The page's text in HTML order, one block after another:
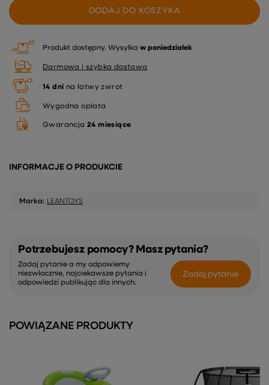
DODAJ DO KOSZYKA
Produkt dostępny Wysyłka w poniedziałek
Darmowa i szybka dostawa
14 dni na łatwy zwrot
Wygodna opłata
Gwarancja 24 miesiące
INFORMACJE O PRODUKCIE
Marka: LEANTOYS
Potrzebujesz pomocy? Masz pytania?
Zadaj pytanie a my odpowiemy
niezwłocznie, najciekawsze pytania i
odpowiedzi publikując dla innych.
Zadaj pytanie
POWIĄZANE PRODUKTY